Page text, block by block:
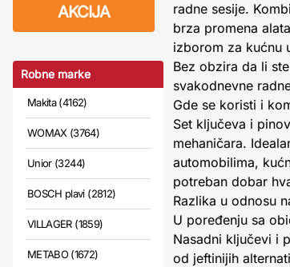
AKCIJA
Robne marke
Makita (4162)
WOMAX (3764)
Unior (3244)
BOSCH plavi (2812)
VILLAGER (1859)
METABO (1672)
radne sesije.
brza promena
izborom za kućnu
Bez obzira da li
svakodnevne
Gde se koristi i
Set ključeva i
mehaničara.
automobilima,
potreban dobar
Razlika u odnosu
U poređenju sa
Nasadni ključevi i
od jeftinijih